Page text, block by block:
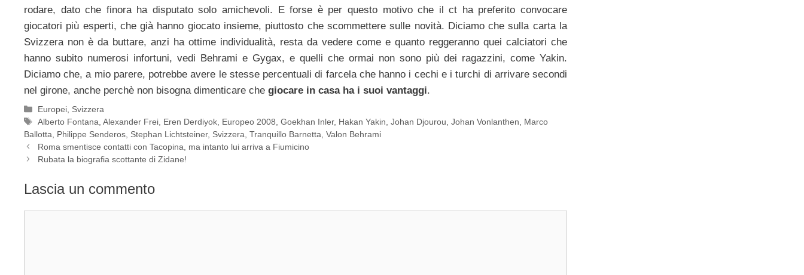
rodare, dato che finora ha disputato solo amichevoli. E forse è per questo motivo che il ct ha preferito convocare
giocatori più esperti, che già hanno giocato insieme, piuttosto che scommettere sulle novità. Diciamo che sulla carta la
Svizzera non è da buttare, anzi ha ottime individualità, resta da vedere come e quanto reggeranno quei calciatori che
hanno subito numerosi infortuni, vedi Behrami e Gygax, e quelli che ormai non sono più dei ragazzini, come Yakin.
Diciamo che, a mio parere, potrebbe avere le stesse percentuali di farcela che hanno i cechi e i turchi di arrivare secondi
nel girone, anche perchè non bisogna dimenticare che giocare in casa ha i suoi vantaggi.
Categorie
Europei Svizzera
Tag
Alberto Fontana ,Alexander Frei Eren Derdiyok Europeo 2008 ,Goekhan Inler, Hakan Yakin ,Johan Djourou ,Johan Vonlanthen
Marco
Ballotta
Philippe Senderos Stephan Lichtsteiner, Svizzera Tranquillo Barnetta Valon Behrami
Roma smentisce contatti con Tacopina, ma intanto lui arriva a Fiumicino
Rubata la biografia scottante di Zidane!
Lascia un commento